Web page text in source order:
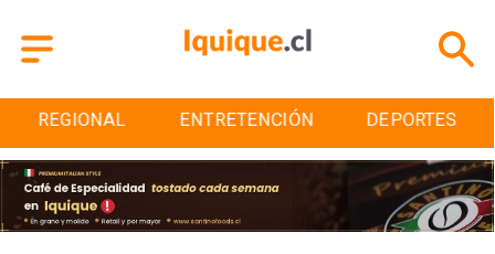
ENTRETENCIÓN DEPORTES CULTURA